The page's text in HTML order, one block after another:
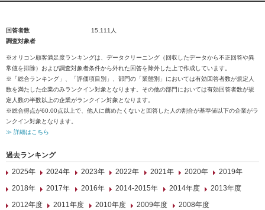
回答者数
15,111人
調査対象者
※オリコン顧客満足度ランキングは、データクリーニング（回収したデータから不正回答や異
常値を排除）および調査対象者条件から外れた回答を除外した上で作成しています。
※「総合ランキング」、「評価項目別」、部門の「業態別」においては有効回答者数が規定人
数を満たした企業のみランクイン対象となります。その他の部門においては有効回答者数が規
定人数の半数以上の企業がランクイン対象となります。
※総合得点が60.00点以上で、他人に薦めたくないと回答した人の割合が基準値以下の企業がラ
ンクイン対象となります。
≫ 詳細はこちら
過去ランキング
2025年
2024年 2023年 2022年 2021年 2020年
2019年
2018年
2017年 2016年 2014-2015年 2014年度
2013年度
2012年度
2011年度 2010年度 2009年度 2008年度